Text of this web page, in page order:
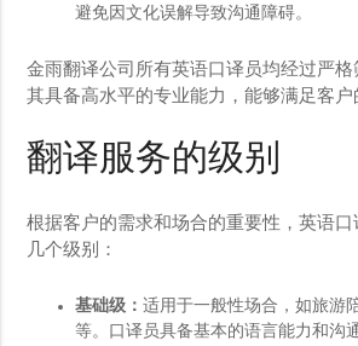
避免因文化误解导致沟通障碍。
金雨翻译公司所有英语口译员均经过严
其具备高水平的专业能力，能够满足客户
翻译服务的级别
根据客户的需求和场合的重要性，英语口
几个级别：
基础级：适用于一般性场合，如旅游
等。口译员具备基本的语言能力和沟